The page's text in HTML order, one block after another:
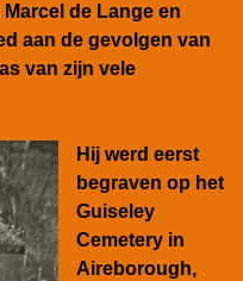
de Lange en
aan de gevolgen van
van zijn vele
Hij werd eerst
begraven op het
Guiseley
Cemetery in
Aireborough,